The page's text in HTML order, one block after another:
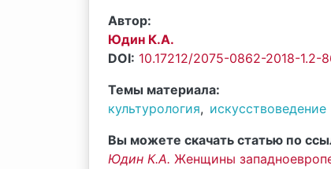
Автор:
Юдин К.А.
DOI: 10.17212/2075-0862-2018-1.2-
Темы материала:
культурология, искусствоведение
Вы можете скачать статью по
Юдин К.А. Женщины